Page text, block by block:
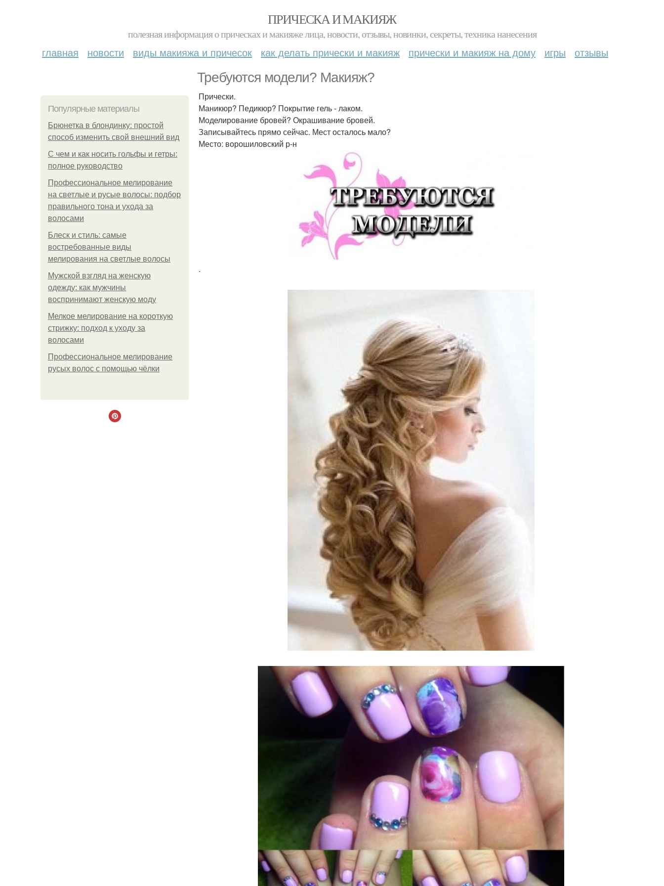
ПРИЧЕСКА И МАКИЯЖ
полезная информация о прическах и макияже лица, новости, отзывы, новинки, секреты, техника нанесения
главная новости виды макияжа и причесок как делать прически и макияж прически и макияж на дому игры отзывы
Требуются модели? Макияж?
Популярные материалы
Брюнетка в блондинку: простой
способ изменить свой внешний вид
С чем и как носить гольфы и гетры:
полное руководство
Профессиональное мелирование
на светлые и русые волосы: подбор
правильного тона и ухода за
волосами
Блеск и стиль: самые
востребованные виды
мелирования на светлые волосы
Мужской взгляд на женскую
одежду: как мужчины
воспринимают женскую моду
Мелкое мелирование на короткую
стрижку: подход к уходу за
волосами
Профессиональное мелирование
русых волос с помощью чёлки
Прически.
Маникюр? Педикюр? Покрытие гель - лаком.
Моделирование бровей? Окрашивание бровей.
Записывайтесь прямо сейчас. Мест осталось мало?
Место: ворошиловский р-н
.